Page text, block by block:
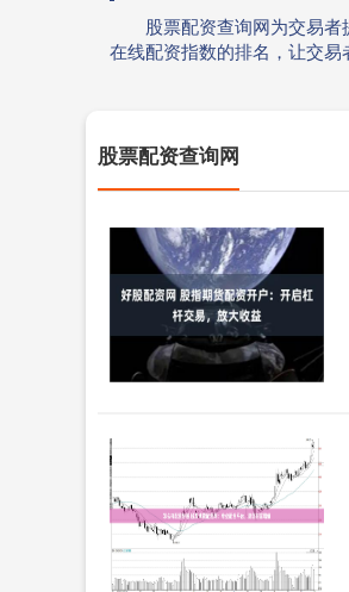
股票配资查询网为交易
在线配资指数的排名，让交易
股票配资查询网